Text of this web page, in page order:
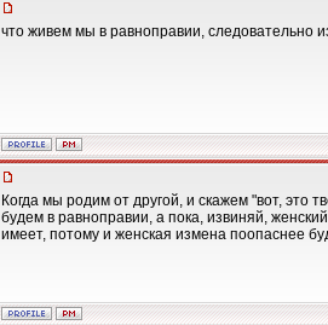
что живем мы в равноправии, следовательно
Когда мы родим от другой, и скажем "вот, это
будем в равноправии, а пока, извиняй,
имеет, потому и женская измена поопаснее